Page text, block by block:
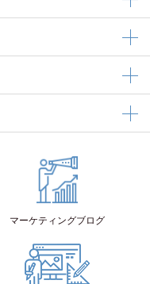
マーケティングブログ